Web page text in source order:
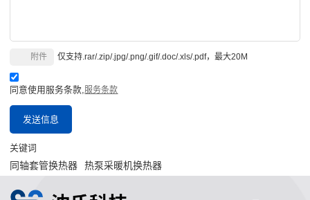
仅支持.rar/.zip/.jpg/.png/.gif/.doc/.xls/.pdf，最大20M
附件
同意使用服务条款, 服务条款
发送信息
关键词
同轴套管换热器 热泵采暖机换热器